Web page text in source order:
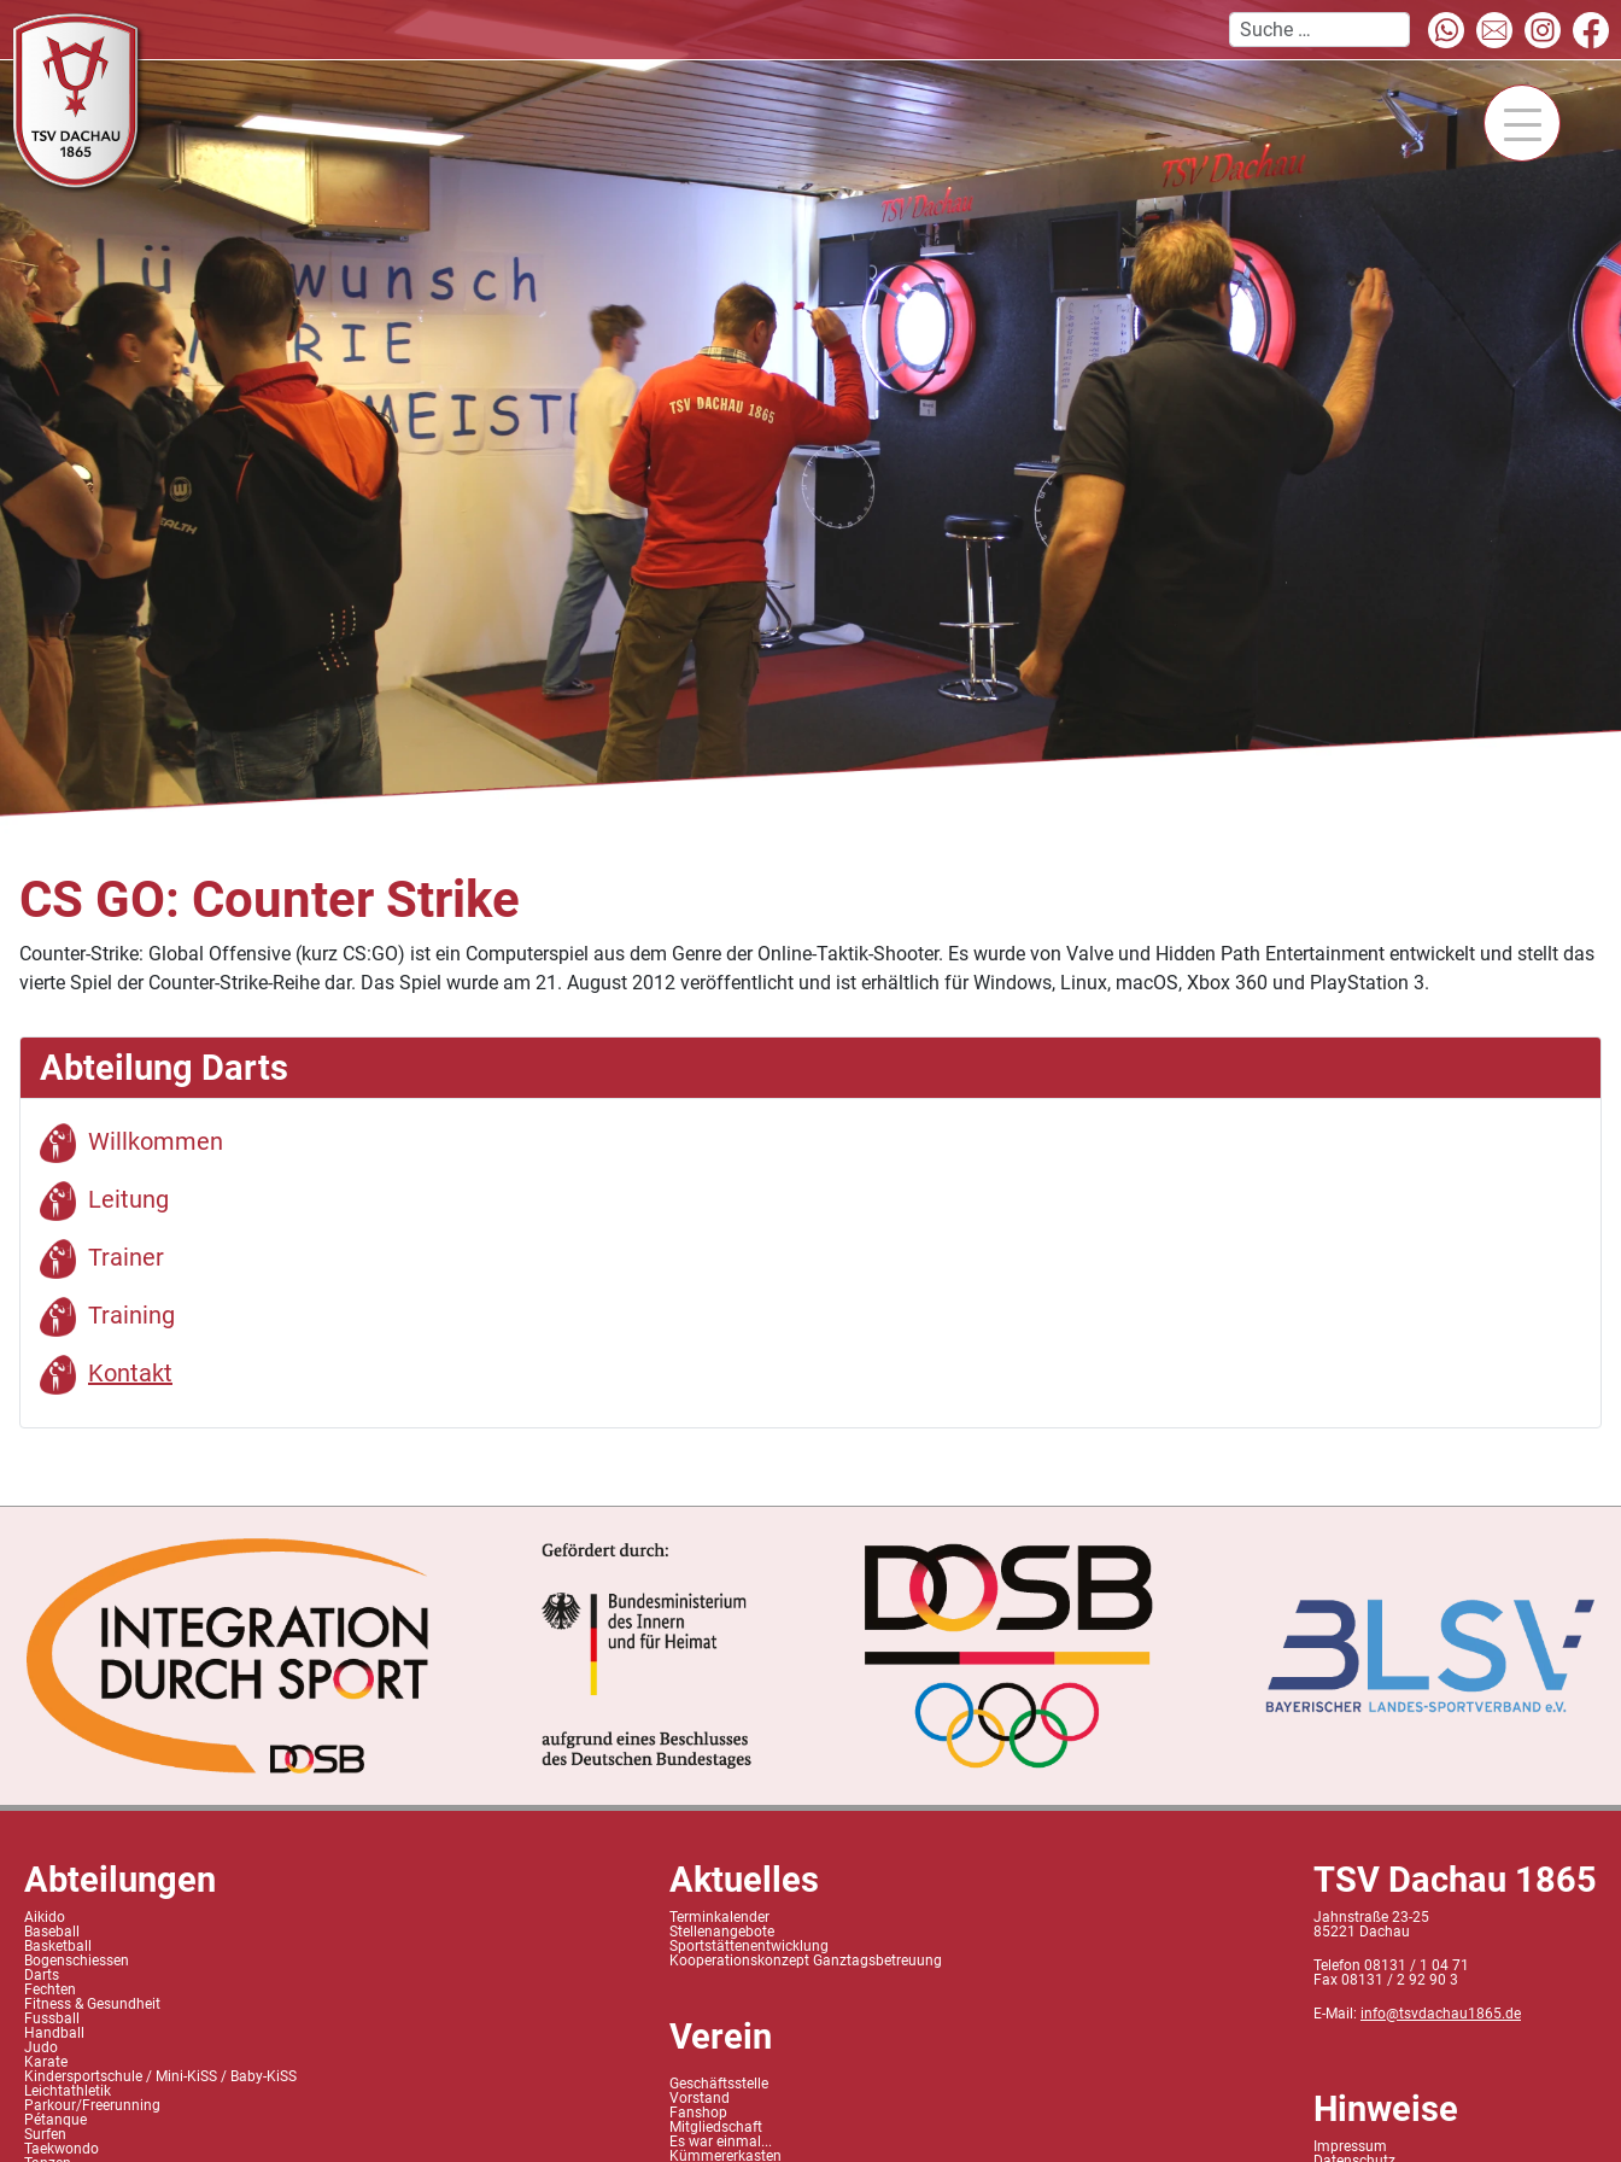
Abteilung Darts
Willkommen
Leitung
Trainer
Training
Kontakt
CS GO: Counter Strike
Counter-Strike: Global Offensive (kurz CS:GO) ist ein Computerspiel aus dem Genre der Online-Taktik-Shooter. Es wurde von Valve und Hidden Path Entertainment entwickelt und stellt das
vierte Spiel der Counter-Strike-Reihe dar. Das Spiel wurde am 21. August 2012 veröffentlicht und ist erhältlich für Windows, Linux, macOS, Xbox 360 und PlayStation 3.
Abteilungen
Aikido
Baseball
Basketball
Bogenschiessen
Darts
Fechten
Fitness & Gesundheit
Fussball
Handball
Judo
Karate
Kindersportschule / Mini-KiSS / Baby-KiSS
Leichtathletik
Parkour/Freerunning
Pétanque
Surfen
Taekwondo
Aktuelles
Terminkalender
Stellenangebote
Sportstättenentwicklung
Kooperationskonzept Ganztagsbetreuung
Verein
Geschäftsstelle
Vorstand
Fanshop
Mitgliedschaft
Es war einmal...
Kümmererkasten
TSV Dachau 1865
Jahnstraße 23-25
85221 Dachau
Telefon 08131 / 1 04 71
Fax 08131 / 2 92 90 3
E-Mail: info@tsvdachau1865.de
Hinweise
Impressum